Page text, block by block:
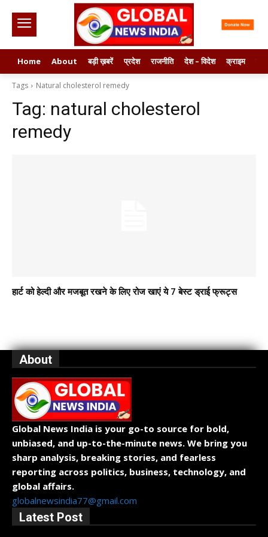
Home About बड़ी ख़बरें प्रदेश राजनीति देश – विदेश क्राइम
Tags Natural cholesterol remedy
Tag: natural cholesterol
remedy
हार्ट को हेल्दी और मजबूत रखने के लिए रोज खाएं ये 7 बेस्ट ड्राई फ्रूट्स
About
Global News India is your go-to source for bold,
unbiased, and up-to-the-minute news. We bring you
sharp analysis, breaking stories, and fearless
reporting across politics, business, technology, and
global affairs.
globalnewsindia77@gmail.com
Latest Post